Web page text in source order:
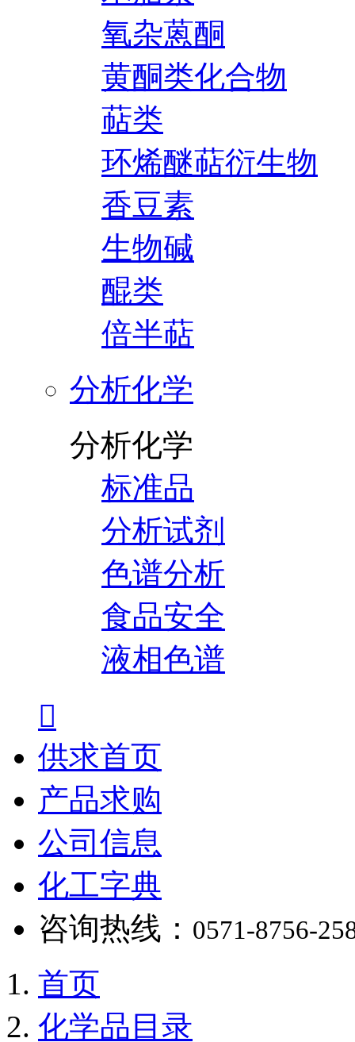
氧杂蒽酮
黄酮类化合物
萜类
环烯醚萜衍生物
香豆素
生物碱
醌类
倍半萜
分析化学
分析化学
标准品
分析试剂
色谱分析
食品安全
液相色谱

供求首页
产品求购
公司信息
化工字典
咨询热线： 0571-8756-
首页
化学品目录